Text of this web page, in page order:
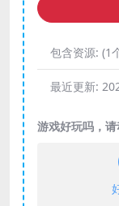
包含资源: (1
最近更新:
游戏好玩吗，